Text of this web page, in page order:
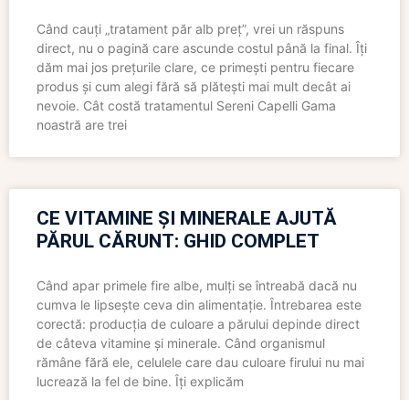
Când cauți „tratament păr alb preț”, vrei un răspuns
direct, nu o pagină care ascunde costul până la final. Îți
dăm mai jos prețurile clare, ce primești pentru fiecare
produs și cum alegi fără să plătești mai mult decât ai
nevoie. Cât costă tratamentul Sereni Capelli Gama
noastră are trei
CE VITAMINE ȘI MINERALE AJUTĂ
PĂRUL CĂRUNT: GHID COMPLET
Când apar primele fire albe, mulți se întreabă dacă nu
cumva le lipsește ceva din alimentație. Întrebarea este
corectă: producția de culoare a părului depinde direct
de câteva vitamine și minerale. Când organismul
rămâne fără ele, celulele care dau culoare firului nu mai
lucrează la fel de bine. Îți explicăm